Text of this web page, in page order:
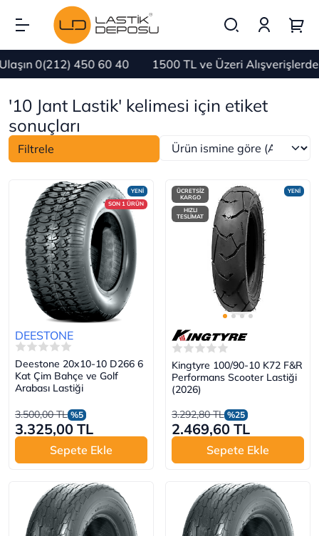
0(212) 450 60 40 1500 TL ve Üzeri Alışverişlerde
'10 Jant Lastik' kelimesi için etiket
sonuçları
Filtrele
YENİ
SON 1 ÜRÜN
DEESTONE
Deestone 20x10-10 D266 6
Kat Çim Bahçe ve Golf
Arabası Lastiği
3.500,00 TL %5
3.325,00 TL
Sepete Ekle
YENİ
ÜCRETSİZ
KARGO
HIZLI
TESLİMAT
Kingtyre 100/90-10 K72 F&R
Performans Scooter Lastiği
(2026)
3.292,80 TL %25
2.469,60 TL
Sepete Ekle